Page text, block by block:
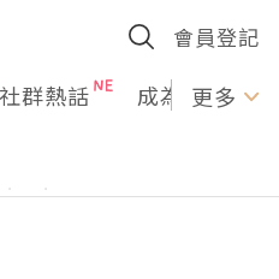
會員登記
社群熱話 成為U更多